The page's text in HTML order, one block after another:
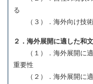
る
（３）．海外向け技術
２．海外展開に適した和
（１）．海外展開に適
重要性
（２）．海外展開に適